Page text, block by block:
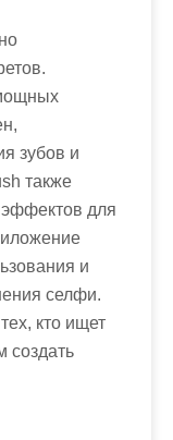
зубов и
также
для
и
селфи.
кто ищет
создать